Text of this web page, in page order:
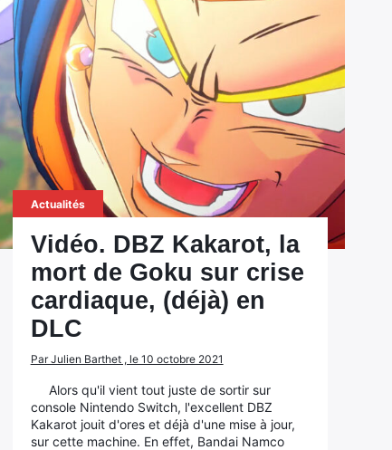
Actualités
Vidéo. DBZ Kakarot, la
mort de Goku sur crise
cardiaque, (déjà) en
DLC
Par Julien Barthet , le 10 octobre 2021
Alors qu'il vient tout juste de sortir sur
console Nintendo Switch, l'excellent DBZ
Kakarot jouit d'ores et déjà d'une mise à jour,
sur cette machine. En effet, Bandai Namco